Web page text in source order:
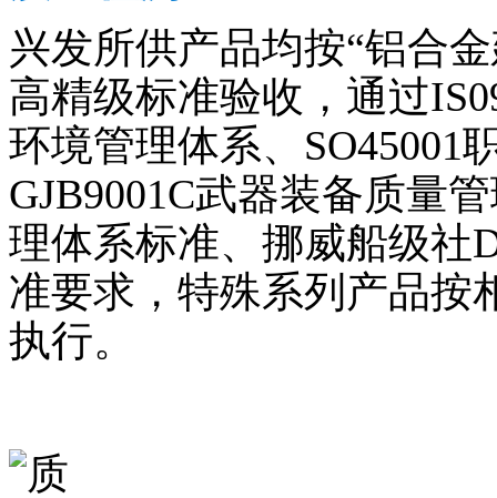
兴发所供产品均按“铝合
高精级标准验收，通过
环境管理体系、SO45001
GJB9001C武器装备质量
理体系标准、挪威船级社
准要求，特殊系列产品按
执行。